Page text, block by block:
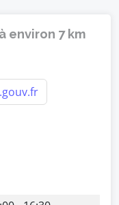
à environ 7 km